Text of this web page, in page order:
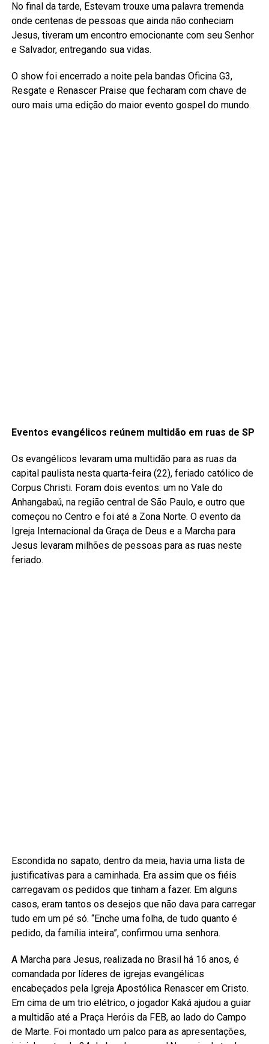
No final da tarde, Estevam trouxe uma palavra tremenda
onde centenas de pessoas que ainda não conheciam
Jesus, tiveram um encontro emocionante com seu Senhor
e Salvador, entregando sua vidas.
O show foi encerrado a noite pela bandas Oficina G3,
Resgate e Renascer Praise que fecharam com chave de
ouro mais uma edição do maior evento gospel do mundo.
Eventos evangélicos reúnem multidão em ruas de SP
Os evangélicos levaram uma multidão para as ruas da
capital paulista nesta quarta-feira (22), feriado católico de
Corpus Christi. Foram dois eventos: um no Vale do
Anhangabaú, na região central de São Paulo, e outro que
começou no Centro e foi até a Zona Norte. O evento da
Igreja Internacional da Graça de Deus e a Marcha para
Jesus levaram milhões de pessoas para as ruas neste
feriado.
Escondida no sapato, dentro da meia, havia uma lista de
justificativas para a caminhada. Era assim que os fiéis
carregavam os pedidos que tinham a fazer. Em alguns
casos, eram tantos os desejos que não dava para carregar
tudo em um pé só. “Enche uma folha, de tudo quanto é
pedido, da família inteira”, confirmou uma senhora.
A Marcha para Jesus, realizada no Brasil há 16 anos, é
comandada por líderes de igrejas evangélicas
encabeçados pela Igreja Apostólica Renascer em Cristo.
Em cima de um trio elétrico, o jogador Kaká ajudou a guiar
a multidão até a Praça Heróis da FEB, ao lado do Campo
de Marte. Foi montado um palco para as apresentações,